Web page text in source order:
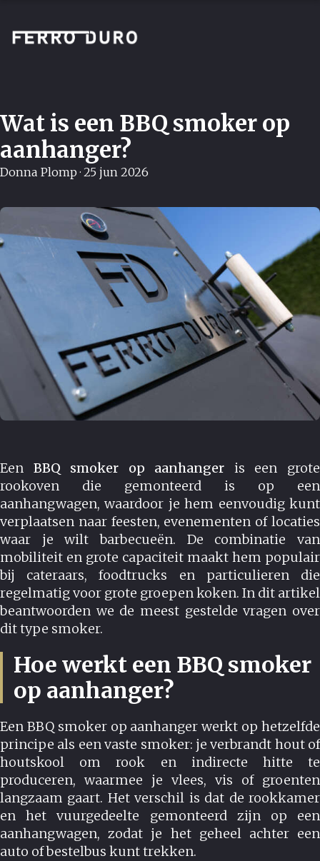
Wat is een BBQ smoker op
aanhanger?
Donna Plomp· 25 jun 2026
Een BBQ smoker op aanhanger is een grote
rookoven die gemonteerd is op een
aanhangwagen, waardoor je hem eenvoudig kunt
verplaatsen naar feesten, evenementen of locaties
waar je wilt barbecueën. De combinatie van
mobiliteit en grote capaciteit maakt hem populair
bij cateraars, foodtrucks en particulieren die
regelmatig voor grote groepen koken. In dit artikel
beantwoorden we de meest gestelde vragen over
dit type smoker.
Hoe werkt een BBQ smoker
op aanhanger?
Een BBQ smoker op aanhanger werkt op hetzelfde
principe als een vaste smoker: je verbrandt hout of
houtskool om rook en indirecte hitte te
produceren, waarmee je vlees, vis of groenten
langzaam gaart. Het verschil is dat de rookkamer
en het vuurgedeelte gemonteerd zijn op een
aanhangwagen, zodat je het geheel achter een
auto of bestelbus kunt trekken.